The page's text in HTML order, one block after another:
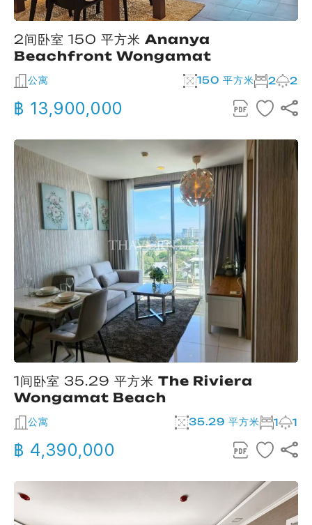
2间卧室 150 平方米 Ananya
Beachfront Wongamat
公寓 150 平方米 2 2
฿ 13,900,000
1间卧室 35.29 平方米 The Riviera
Wongamat Beach
公寓 35.29 平方米 1 1
฿ 4,390,000